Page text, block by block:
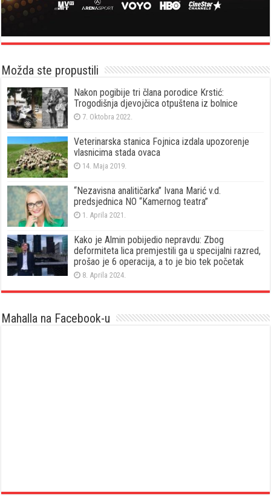
Možda ste propustili
Nakon pogibije tri člana porodice Krstić:
Trogodišnja djevojčica otpuštena iz bolnice
7. Oktobra 2022.
Veterinarska stanica Fojnica izdala upozorenje
vlasnicima stada ovaca
14. Maja 2019.
“Nezavisna analitičarka” Ivana Marić v.d.
predsjednica NO “Kamernog teatra”
1. Aprila 2021.
Kako je Almin pobijedio nepravdu: Zbog
deformiteta lica premjestili ga u specijalni razred,
prošao je 6 operacija, a to je bio tek početak
8. Aprila 2024.
Mahalla na Facebook-u